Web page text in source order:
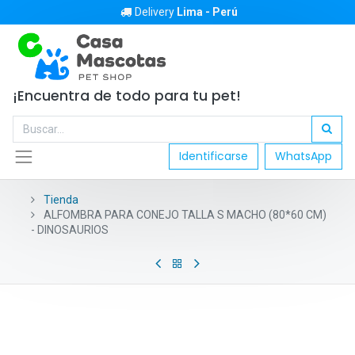
Delivery Lima - Perú
¡Encuentra de todo para tu pet!
Identificarse WhatsApp
Tienda
ALFOMBRA PARA CONEJO TALLA S MACHO (80*60 CM)
- DINOSAURIOS